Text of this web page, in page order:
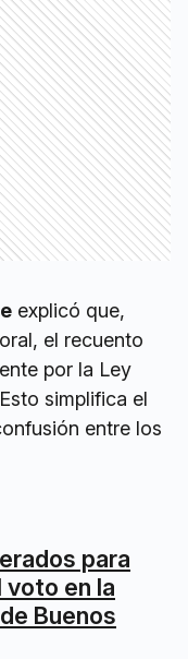
explicó que,
el recuento
por la Ley
simplifica el
entre los
para
en la
Buenos